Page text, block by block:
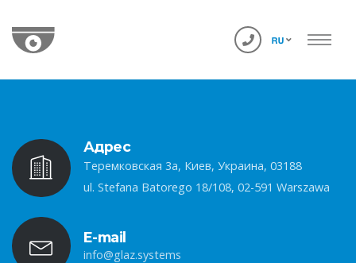
Адрес
Теремковская 3а, Киев, Украина, 03188
ul. Stefana Batorego 18/108, 02-591 Warszawa
E-mail
info@glaz.systems